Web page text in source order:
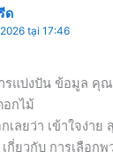
ด
tại 17:46
รแบ่งปัน ข้อมูล คุ
อกไม้
เลยว่า เข้าใจง่าย
กี่ยวกับ การเลือก